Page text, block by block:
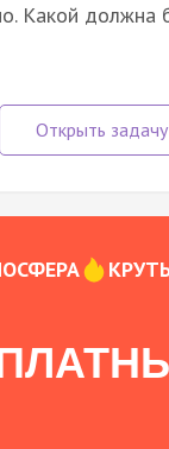
Какой